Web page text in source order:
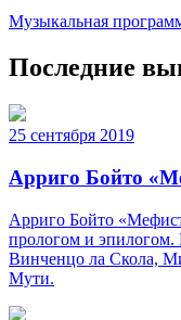
Музыкальная
Последние
25 сентября 2019
Арриго Бойто
Арриго Бойто
прологом и
Винченцо ла Скола,
Мути.